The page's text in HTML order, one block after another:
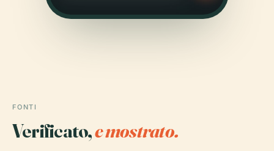
FONTI
Verificato,e mostrato.